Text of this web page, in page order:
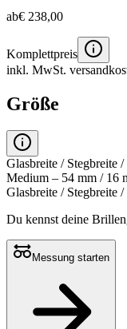
ab€ 238,00
Komplettpreis
inkl. MwSt.
Größe
Glasbreite / Stegbreite
Medium – 54 mm / 16
Glasbreite / Stegbreite
Du kennst deine
Messung starten